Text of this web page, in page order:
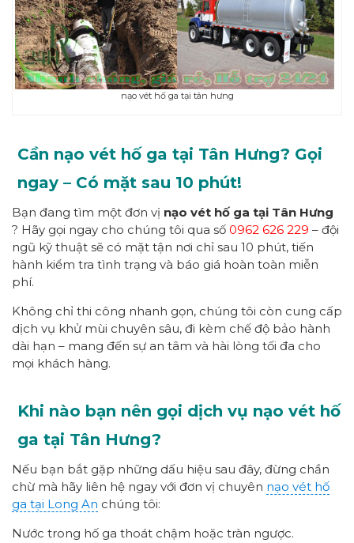
nạo vét hố ga tại tân hưng
Cần nạo vét hố ga tại Tân Hưng? Gọi
ngay – Có mặt sau 10 phút!
Bạn đang tìm một đơn vị nạo vét hố ga tại Tân Hưng
? Hãy gọi ngay cho chúng tôi qua số 0962 626 229 – đội
ngũ kỹ thuật sẽ có mặt tận nơi chỉ sau 10 phút, tiến
hành kiểm tra tình trạng và báo giá hoàn toàn miễn
phí.
Không chỉ thi công nhanh gọn, chúng tôi còn cung cấp
dịch vụ khử mùi chuyên sâu, đi kèm chế độ bảo hành
dài hạn – mang đến sự an tâm và hài lòng tối đa cho
mọi khách hàng.
Khi nào bạn nên gọi dịch vụ nạo vét hố
ga tại Tân Hưng?
Nếu bạn bắt gặp những dấu hiệu sau đây, đừng chần
chừ mà hãy liên hệ ngay với đơn vị chuyên nạo vét hố
ga tại Long An chúng tôi:
Nước trong hố ga thoát chậm hoặc tràn ngược.